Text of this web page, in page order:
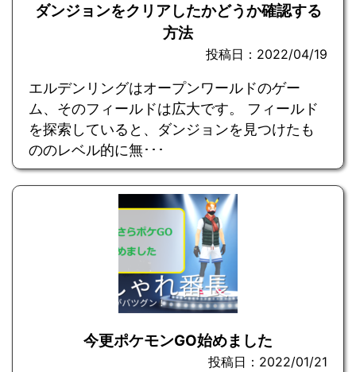
ダンジョンをクリアしたかどうか確認する
方法
投稿日：2022/04/19
エルデンリングはオープンワールドのゲー
ム、そのフィールドは広大です。 フィールド
を探索していると、ダンジョンを見つけたも
ののレベル的に無･･･
今更ポケモンGO始めました
投稿日：2022/01/21